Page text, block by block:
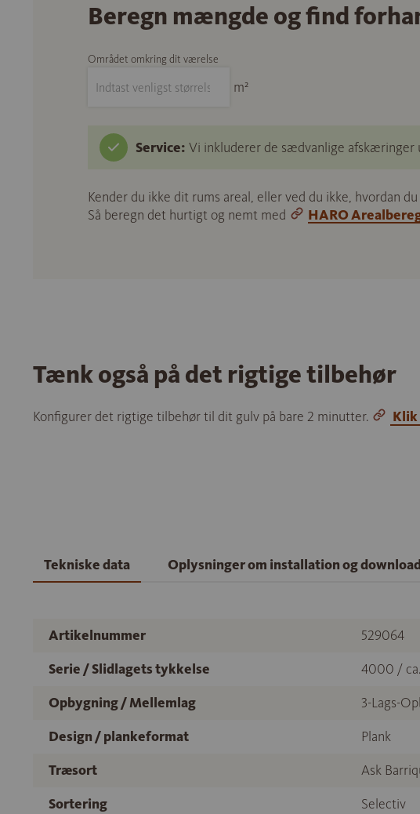
Beregn mængde og find
Området omkring dit værelse
m²
Service: Vi inkluderer de sædvanlige afskæringer
Kender du ikke dit rums areal, eller ved du ikke, hvordan
Så beregn det hurtigt og nemt med
HARO
Tænk også på det rigtige tilbehør
Konfigurer det rigtige tilbehør til dit gulv på bare 2 minutter. Klik
Tekniske data Oplysninger om installation og
Artikelnummer
529064
Serie / Slidlagets tykkelse
4000 /
Opbygning / Mellemlag
3-Lags-
Design / plankeformat
Plank
Træsort
Ask
Sortering
Selectiv